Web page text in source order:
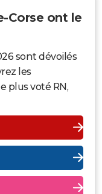
Corse ont le
sont dévoilés
les
plus voté RN,